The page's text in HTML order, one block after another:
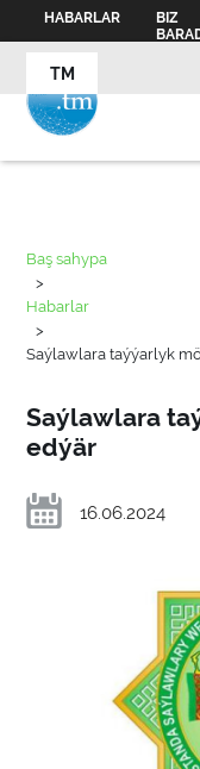
HABARLAR
BIZ
TM
Baş sahypa
>
Habarlar
>
Saýlawlara taýýarlyk
Saýlawlara
edýär
16.06.2024